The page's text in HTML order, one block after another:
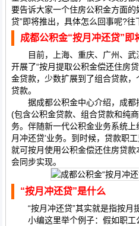
要告诉大家一个住房公积金方面的
贷”即将推出，具体怎么回事呢?往
成都公积金“按月冲还贷”即
目前，上海、重庆、广州、武
开展了“按月提取公积金偿还住房
金贷款，少数扩展到了组合贷款
贷款。
据成都公积金中心介绍，成都
(包含公积金贷款、组合贷款和纯
务。伴随新一代公积金业务系统上
月冲还贷’业务。到时候，贷款职
就可按月使用公积金偿还住房贷款
会同步实现。
“按月冲还贷”是什么
“按月冲还贷”其实就是指按月提
小编这里举个例子：假如职工